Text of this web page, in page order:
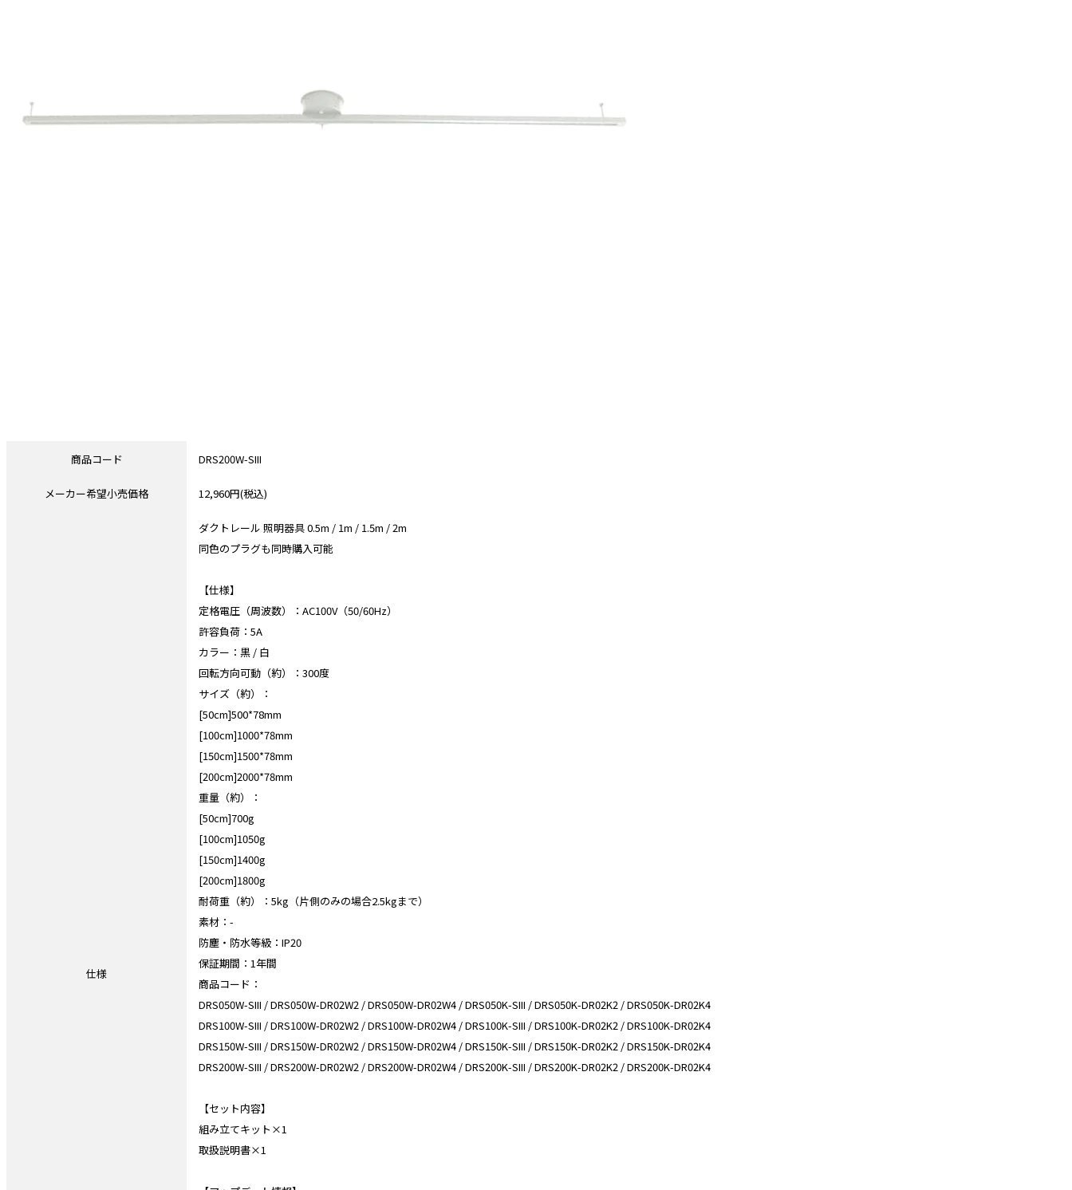
商品コード DRS200W-SIII
メーカー希望小売価格 12,960円(税込)
仕様
ダクトレール 照明器具 0.5m / 1m / 1.5m / 2m
同色のプラグも同時購入可能
【仕様】
定格電圧（周波数）：AC100V（50/60Hz）
許容負荷：5A
カラー：黒 / 白
回転方向可動（約）：300度
サイズ（約）：
[50cm]500*78mm
[100cm]1000*78mm
[150cm]1500*78mm
[200cm]2000*78mm
重量（約）：
[50cm]700g
[100cm]1050g
[150cm]1400g
[200cm]1800g
耐荷重（約）：5kg（片側のみの場合2.5kgまで）
素材：-
防塵・防水等級：IP20
保証期間：1年間
商品コード：
DRS050W-SIII / DRS050W-DR02W2 / DRS050W-DR02W4 / DRS050K-SIII / DRS050K-DR02K2 / DRS050K-DR02K4
DRS100W-SIII / DRS100W-DR02W2 / DRS100W-DR02W4 / DRS100K-SIII / DRS100K-DR02K2 / DRS100K-DR02K4
DRS150W-SIII / DRS150W-DR02W2 / DRS150W-DR02W4 / DRS150K-SIII / DRS150K-DR02K2 / DRS150K-DR02K4
DRS200W-SIII / DRS200W-DR02W2 / DRS200W-DR02W4 / DRS200K-SIII / DRS200K-DR02K2 / DRS200K-DR02K4
【セット内容】
組み立てキット×1
取扱説明書×1